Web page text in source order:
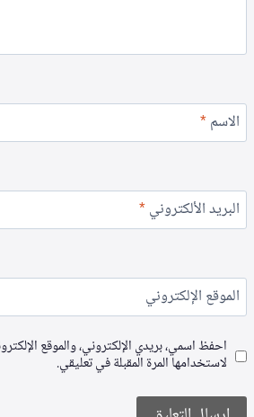
الاسم*
البريد الألكتروني*
الموقع الإلكتروني
احفظ اسمي، بريدي الإلكتروني، والموقع
لاستخدامها المرة المقبلة في تعليقي.